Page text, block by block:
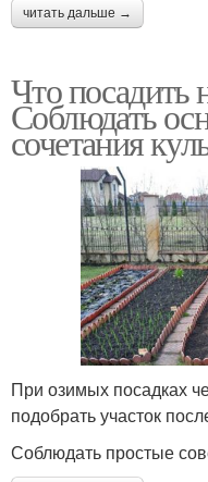
читать дальше →
Что посадить
Соблюдать
сочетания
При озимых посадках
подобрать участок
Соблюдать простые